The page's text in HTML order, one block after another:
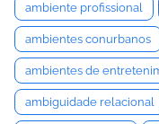
ambiente profissional
ambientes conurbanos
ambientes de
ambiguidade relacional